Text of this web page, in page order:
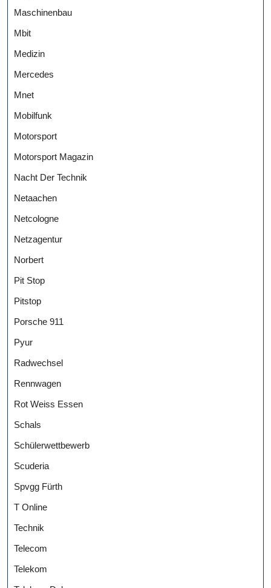
Maschinenbau
Mbit
Medizin
Mercedes
Mnet
Mobilfunk
Motorsport
Motorsport Magazin
Nacht Der Technik
Netaachen
Netcologne
Netzagentur
Norbert
Pit Stop
Pitstop
Porsche 911
Pyur
Radwechsel
Rennwagen
Rot Weiss Essen
Schals
Schülerwettbewerb
Scuderia
Spvgg Fürth
T Online
Technik
Telecom
Telekom